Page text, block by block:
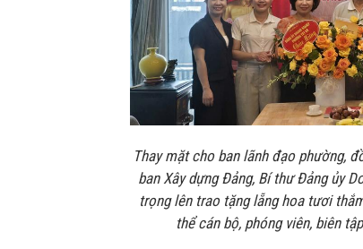
Thay mặt cho ban lãnh đạo phường,
ban Xây dựng Đảng, Bí thư Đảng ủy
trọng lên trao tặng lẵng hoa tươi
thể cán bộ, phóng viên, biên